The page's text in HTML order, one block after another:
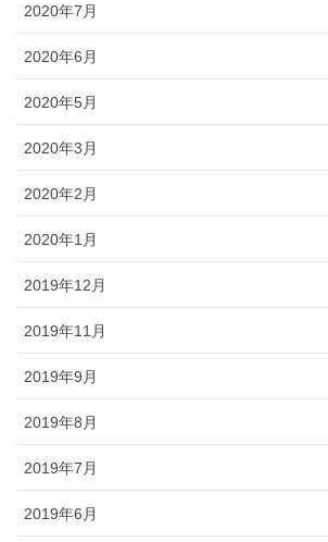
2020年7月
2020年6月
2020年5月
2020年3月
2020年2月
2020年1月
2019年12月
2019年11月
2019年9月
2019年8月
2019年7月
2019年6月